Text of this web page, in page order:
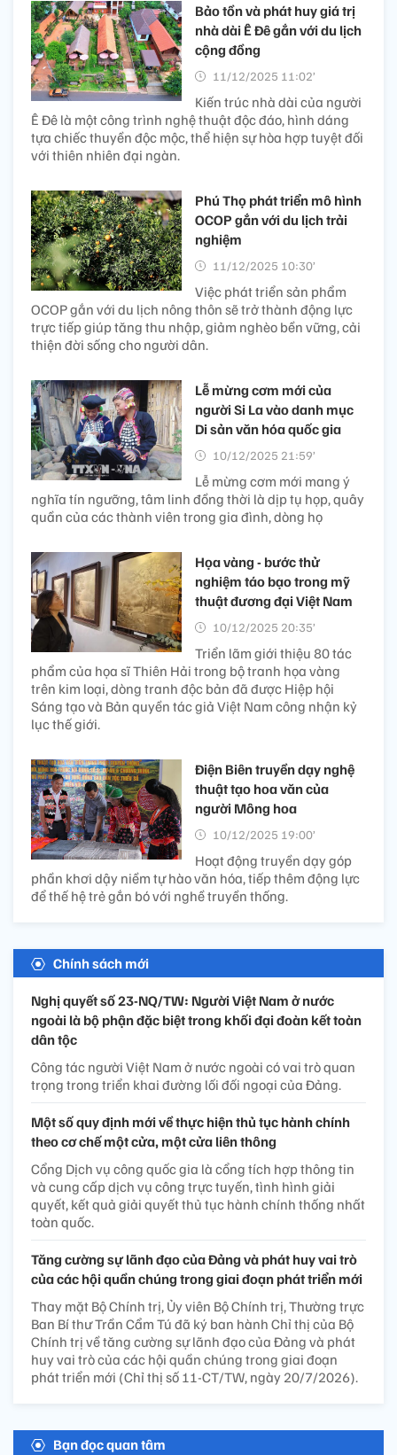
Bảo tồn và phát huy giá trị
nhà dài Ê Đê gắn với du lịch
cộng đồng
11/12/2025 11:02’
Kiến trúc nhà dài của người
Ê Đê là một công trình nghệ thuật độc đáo, hình dáng
tựa chiếc thuyền độc mộc, thể hiện sự hòa hợp tuyệt đối
với thiên nhiên đại ngàn.
Phú Thọ phát triển mô hình
OCOP gắn với du lịch trải
nghiệm
11/12/2025 10:30’
Việc phát triển sản phẩm
OCOP gắn với du lịch nông thôn sẽ trở thành động lực
trực tiếp giúp tăng thu nhập, giảm nghèo bền vững, cải
thiện đời sống cho người dân.
Lễ mừng cơm mới của
người Si La vào danh mục
Di sản văn hóa quốc gia
10/12/2025 21:59’
Lễ mừng cơm mới mang ý
nghĩa tín ngưỡng, tâm linh đồng thời là dịp tụ họp, quây
quần của các thành viên trong gia đình, dòng họ
Họa vàng - bước thử
nghiệm táo bạo trong mỹ
thuật đương đại Việt Nam
10/12/2025 20:35’
Triển lãm giới thiệu 80 tác
phẩm của họa sĩ Thiên Hải trong bộ tranh họa vàng
trên kim loại, dòng tranh độc bản đã được Hiệp hội
Sáng tạo và Bản quyền tác giả Việt Nam công nhận kỷ
lục thế giới.
Điện Biên truyền dạy nghệ
thuật tạo hoa văn của
người Mông hoa
10/12/2025 19:00’
Hoạt động truyền dạy góp
phần khơi dậy niềm tự hào văn hóa, tiếp thêm động lực
để thế hệ trẻ gắn bó với nghề truyền thống.
Chính sách mới
Nghị quyết số 23-NQ/TW: Người Việt Nam ở nước
ngoài là bộ phận đặc biệt trong khối đại đoàn kết toàn
dân tộc
Công tác người Việt Nam ở nước ngoài có vai trò quan
trọng trong triển khai đường lối đối ngoại của Đảng.
Một số quy định mới về thực hiện thủ tục hành chính
theo cơ chế một cửa, một cửa liên thông
Cổng Dịch vụ công quốc gia là cổng tích hợp thông tin
và cung cấp dịch vụ công trực tuyến, tình hình giải
quyết, kết quả giải quyết thủ tục hành chính thống nhất
toàn quốc.
Tăng cường sự lãnh đạo của Đảng và phát huy vai trò
của các hội quần chúng trong giai đoạn phát triển mới
Thay mặt Bộ Chính trị, Ủy viên Bộ Chính trị, Thường trực
Ban Bí thư Trần Cẩm Tú đã ký ban hành Chỉ thị của Bộ
Chính trị về tăng cường sự lãnh đạo của Đảng và phát
huy vai trò của các hội quần chúng trong giai đoạn
phát triển mới (Chỉ thị số 11-CT/TW, ngày 20/7/2026).
Bạn đọc quan tâm